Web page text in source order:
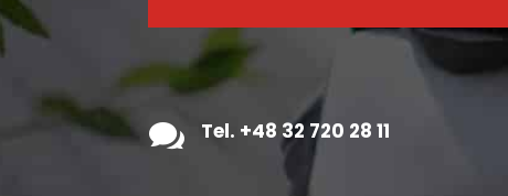
 Tel. +48 32 720 28 11